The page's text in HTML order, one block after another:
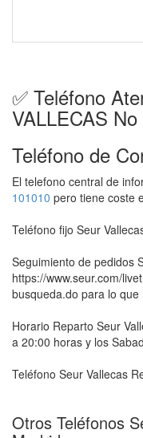
✅ Teléfono
VALLECAS
Teléfono de
El telefono central de
101010 pero tiene coste
Teléfono fijo Seur
Seguimiento de pedidos
https://www.seur.com/
busqueda.do para lo
Horario Reparto Seur
a 20:00 horas y los
Teléfono Seur Vallecas
Otros Teléfonos